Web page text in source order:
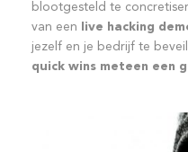
blootgesteld te
van een
live hacking
jezelf en je bedrijf te
quick wins meteen een